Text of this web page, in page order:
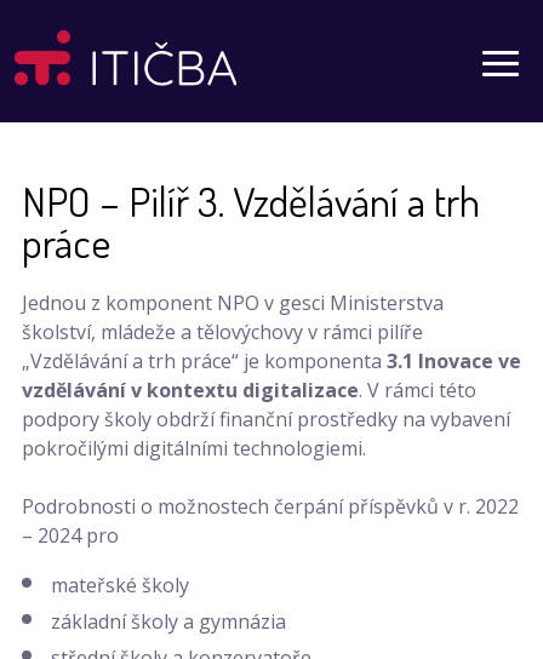
Aktuality
NPO – Pilíř 3. Vzdělávání a trh
práce
Jednou z komponent NPO v gesci Ministerstva
školství, mládeže a tělovýchovy v rámci pilíře
„Vzdělávání a trh práce“ je komponenta 3.1 Inovace ve
vzdělávání v kontextu digitalizace. V rámci této
podpory školy obdrží finanční prostředky na vybavení
pokročilými digitálními technologiemi.
Podrobnosti o možnostech čerpání příspěvků v r. 2022
– 2024 pro
mateřské školy
základní školy a gymnázia